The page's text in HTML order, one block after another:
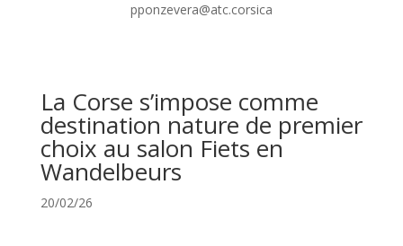
pponzevera@atc.corsica
La Corse s’impose comme
destination nature de premier
choix au salon Fiets en
Wandelbeurs
20/02/26